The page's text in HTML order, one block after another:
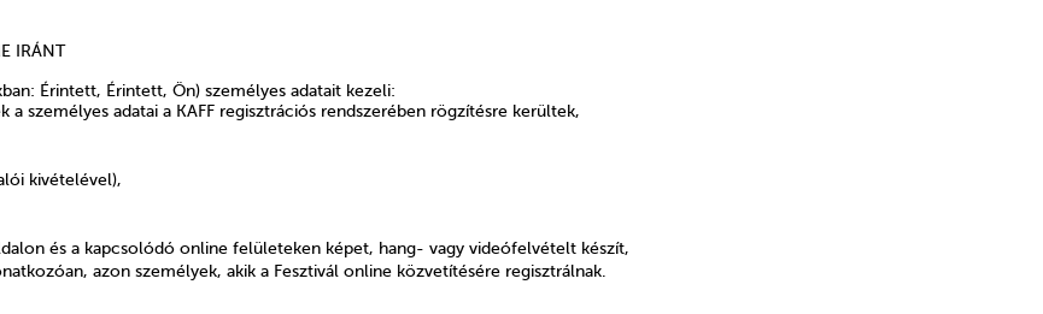
IRÁNT
Érintett, Érintett, Ön) személyes adatait kezeli:
személyes adatai a KAFF regisztrációs rendszerében rögzítésre kerültek,
kivételével),
és a kapcsolódó online felületeken képet, hang- vagy videófelvételt készít,
azon személyek, akik a Fesztivál online közvetítésére regisztrálnak.